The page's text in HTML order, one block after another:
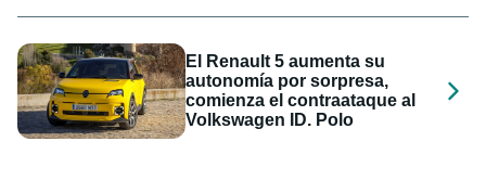
El Renault 5 aumenta su
autonomía por sorpresa,
comienza el contraataque al
Volkswagen ID. Polo